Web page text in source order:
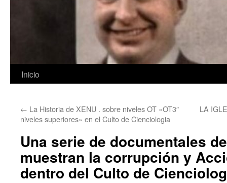
Inicio
← La Historia de XENU . sobre niveles OT «OT3″
niveles superiores» en el Culto de Cienciologia
LA
Una serie de documentales
muestran la corrupción y
dentro del Culto de